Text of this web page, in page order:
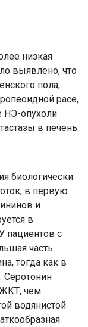
низкая
выявлено, что
пола,
расе,
опухоли
в печень.
биологически
в первую
и
в
пациентов с
часть
тогда как в
Серотонин
ЖКТ, чем
водянистой